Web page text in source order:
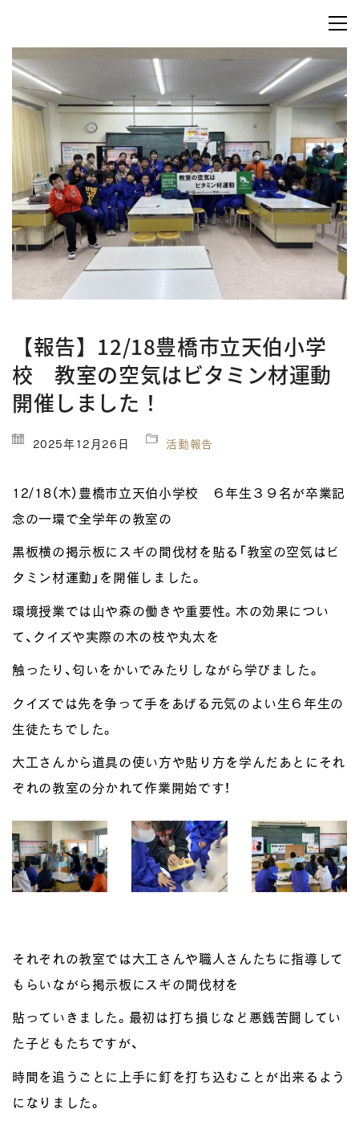
【報告】12/18豊橋市立天伯小学
校 教室の空気はビタミン材運動
開催しました！
2025年12月26日 活動報告
12/18（木）豊橋市立天伯小学校 ６年生３９名が卒業記
念の一環で全学年の教室の
黒板横の掲示板にスギの間伐材を貼る「教室の空気はビ
タミン材運動」を開催しました。
環境授業では山や森の働きや重要性。木の効果につい
て、クイズや実際の木の枝や丸太を
触ったり、匂いをかいでみたりしながら学びました。
クイズでは先を争って手をあげる元気のよい生６年生の
生徒たちでした。
大工さんから道具の使い方や貼り方を学んだあとにそれ
ぞれの教室の分かれて作業開始です！
それぞれの教室では大工さんや職人さんたちに指導して
もらいながら掲示板にスギの間伐材を
貼っていきました。最初は打ち損じなど悪銭苦闘してい
た子どもたちですが、
時間を追うごとに上手に釘を打ち込むことが出来るよう
になりました。